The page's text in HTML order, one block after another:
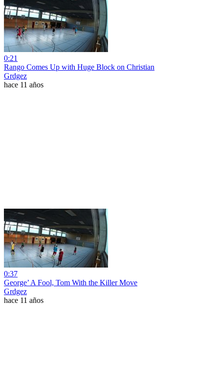
0:21
Rango Comes Up with Huge Block on Christian
Grdgez
hace 11 años
0:37
George’ A Fool, Tom With the Killer Move
Grdgez
hace 11 años